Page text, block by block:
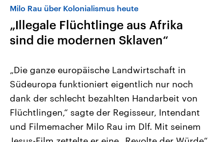
Landtagswahl Sachsen-Anhalt
2026
Alle Informationen
Sachsen-Anhalt wählt am 6.
September 2026 einen neuen
Landtag. Seit 2021 wird das
Bundesland von einer Koalition aus
USA
Aktuelle Beiträge,
Hintergründe
Wirtschaftlich und
gehören die Vereinigten
den mächtigsten Ländern
mit großem Einfluss auf
Milo Rau über Kolonialismus heute
„Illegale Flüchtlinge aus Afrika
sind die modernen Sklaven“
„Die ganze europäische Landwirtschaft in
Südeuropa funktioniert eigentlich nur noch
dank der schlecht bezahlten Handarbeit von
Flüchtlingen,“ sagte der Regisseur, Intendant
und Filmemacher Milo Rau im Dlf. Mit seinem